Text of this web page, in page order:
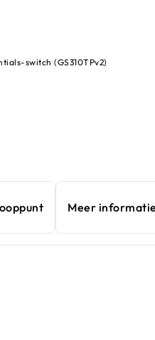
switch (GS310TPv2)
Meer